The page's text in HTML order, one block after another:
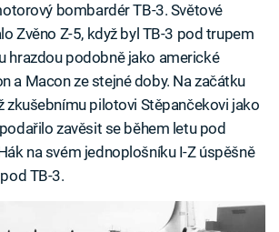
bombardér TB-3. Světové
Zvěno Z-5, když byl TB-3 pod trupem
hrazdou podobně jako americké
a Macon ze stejné doby. Na začátku
zkušebnímu pilotovi Stěpančekovi jako
zavěsit se během letu pod
na svém jednoplošníku I-Z úspěšně
TB-3.